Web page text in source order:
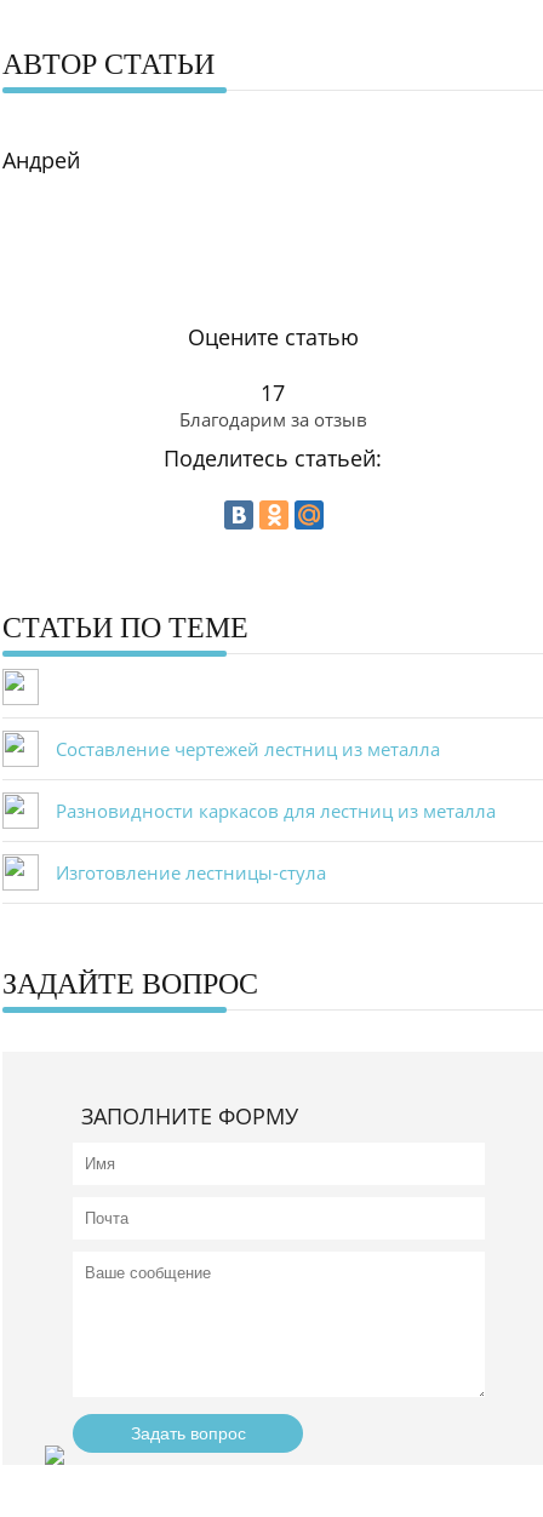
АВТОР СТАТЬИ
Андрей
Оцените статью
17
Благодарим за отзыв
Поделитесь статьей:
СТАТЬИ ПО ТЕМЕ
Составление чертежей лестниц из металла
Разновидности каркасов для лестниц из металла
Изготовление лестницы-стула
ЗАДАЙТЕ ВОПРОС
ЗАПОЛНИТЕ ФОРМУ